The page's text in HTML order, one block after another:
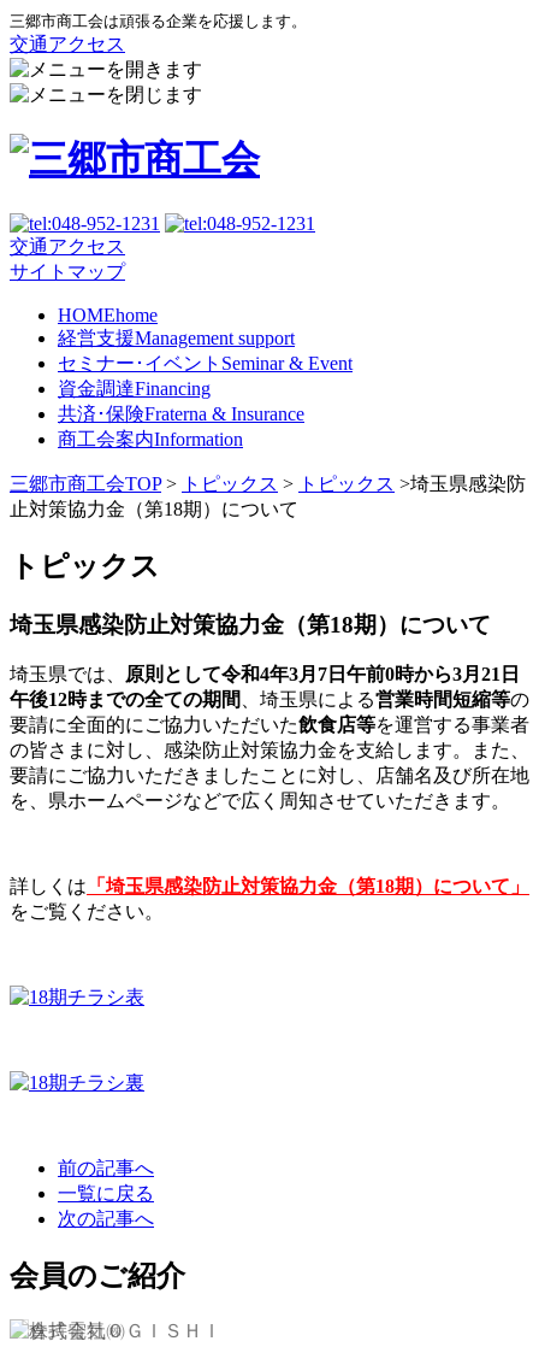
三郷市商工会は頑張る企業を応援します。
交通アクセス
交通アクセス
サイトマップ
HOMEhome
経営支援Management support
セミナー･イベント Seminar & Event
資金調達Financing
共済･保険Fraterna & Insurance
商工会案内Information
三郷市商工会TOP> トピックス > トピックス >埼玉県感染防
止対策協力金（第18期）について
トピックス
埼玉県感染防止対策協力金（第18期）について
埼玉県では、 原則として令和4年3月7日午前0時から3月21日
午後12時までの全ての期間 、埼玉県による営業時間短縮等の
要請に全面的にご協力いただいた飲食店等を運営する事業者
の皆さまに対し、感染防止対策協力金を支給します。また、
要請にご協力いただきましたことに対し、店舗名及び所在地
を、県ホームページなどで広く周知させていただきます。
詳しくは 「埼玉県感染防止対策協力金（第18期）について」
をご覧ください。
前の記事へ
一覧に戻る
次の記事へ
会員のご紹介